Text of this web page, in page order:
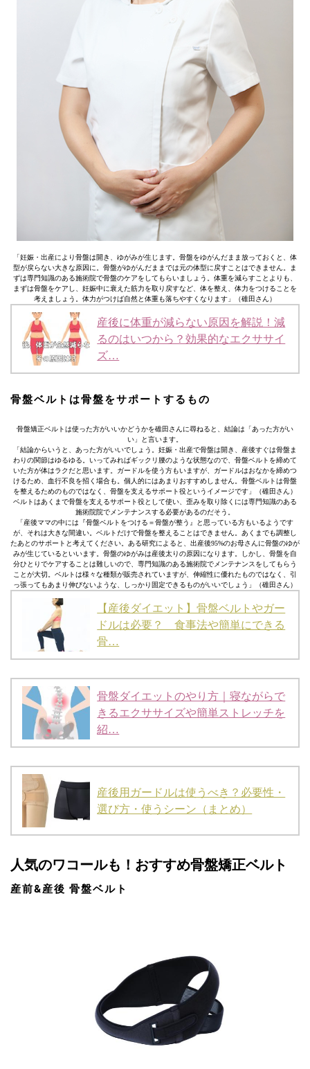
「妊娠・出産により骨盤は開き、ゆがみが生じます。骨盤をゆがんだまま放っておくと、体
型が戻らない大きな原因に。骨盤がゆがんだままでは元の体型に戻すことはできません。ま
ずは専門知識のある施術院で骨盤のケアをしてもらいましょう。体重を減らすことよりも、
まずは骨盤をケアし、妊娠中に衰えた筋力を取り戻すなど、体を整え、体力をつけることを
考えましょう。体力がつけば自然と体重も落ちやすくなります」（碓田さん）
産後に体重が減らない原因を解説！減
るのはいつから？効果的なエクササイ
ズ…
骨盤ベルトは骨盤をサポートするもの
骨盤矯正ベルトは使った方がいいかどうかを碓田さんに尋ねると、結論は「あった方がい
い」と言います。
「結論からいうと、あった方がいいでしょう。妊娠・出産で骨盤は開き、産後すぐは骨盤ま
わりの関節はゆるゆる。いってみればギックリ腰のような状態なので、骨盤ベルトを締めて
いた方が体はラクだと思います。ガードルを使う方もいますが、ガードルはおなかを締めつ
けるため、血行不良を招く場合も。個人的にはあまりおすすめしません。骨盤ベルトは骨盤
を整えるためのものではなく、骨盤を支えるサポート役というイメージです」（碓田さん）
ベルトはあくまで骨盤を支えるサポート役として使い、歪みを取り除くには専門知識のある
施術院院でメンテナンスする必要があるのだそう。
「産後ママの中には『骨盤ベルトをつける＝骨盤が整う』と思っている方もいるようです
が、それは大きな間違い。ベルトだけで骨盤を整えることはできません。あくまでも調整し
たあとのサポートと考えてください。ある研究によると、出産後95%のお母さんに骨盤のゆが
みが生じているといいます。骨盤のゆがみは産後太りの原因になります。しかし、骨盤を自
分ひとりでケアすることは難しいので、専門知識のある施術院でメンテナンスをしてもらう
ことが大切。ベルトは様々な種類が販売されていますが、伸縮性に優れたものではなく、引
っ張ってもあまり伸びないような、しっかり固定できるものがいいでしょう」（碓田さん）
【産後ダイエット】骨盤ベルトやガー
ドルは必要？ 食事法や簡単にできる
骨…
骨盤ダイエットのやり方｜寝ながらで
きるエクササイズや簡単ストレッチを
紹…
産後用ガードルは使うべき？必要性・
選び方・使うシーン（まとめ）
人気のワコールも！おすすめ骨盤矯正ベルト
産前&産後 骨盤ベルト